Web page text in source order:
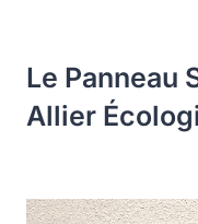
Le Panneau
Allier